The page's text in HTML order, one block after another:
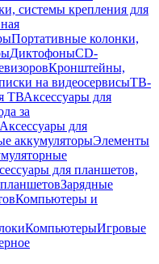
системы крепления для
Портативные колонки,
ДиктофоныCD-
Кронштейны,
на видеосервисыТВ-
ТВАксессуары для
за
Аксессуары для
аккумуляторыЭлементы
для планшетов,
Зарядные
Компьютеры и
КомпьютерыИгровые